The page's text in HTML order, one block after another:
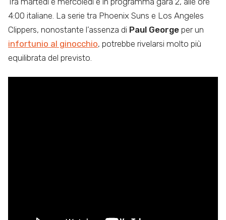
4:00 italiane. La serie tra Phoenix Suns e Los Angeles
Clippers, nonostante l’assenza di Paul George per un
infortunio al ginocchio, potrebbe rivelarsi molto più
equilibrata del previsto.